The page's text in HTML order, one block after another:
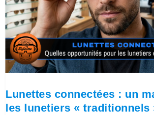
Lunettes connectées : un
les lunetiers « traditionnels